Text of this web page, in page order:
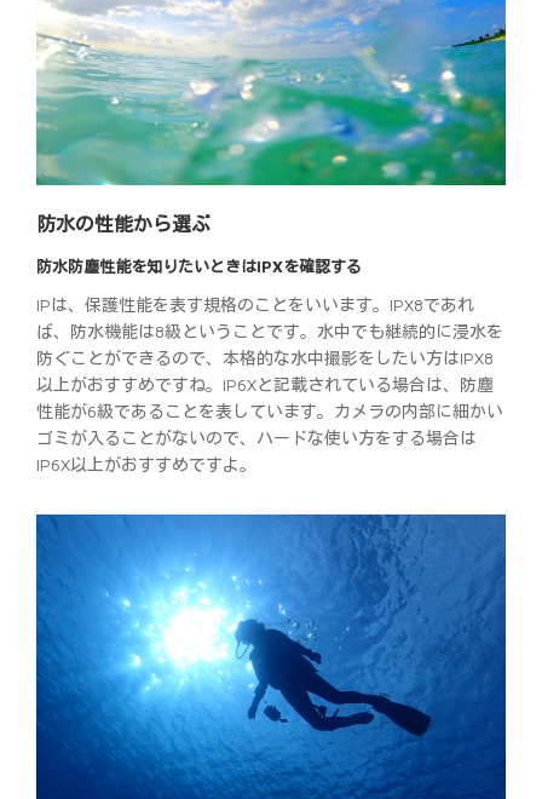
防水の性能から選ぶ
防水防塵性能を知りたいときはIPXを確認する
IPは、保護性能を表す規格のことをいいます。IPX8であれ
ば、防水機能は8級ということです。水中でも継続的に浸水を
防ぐことができるので、本格的な水中撮影をしたい方はIPX8
以上がおすすめですね。IP6Xと記載されている場合は、防塵
性能が6級であることを表しています。カメラの内部に細かい
ゴミが入ることがないので、ハードな使い方をする場合は
IP6X以上がおすすめですよ。